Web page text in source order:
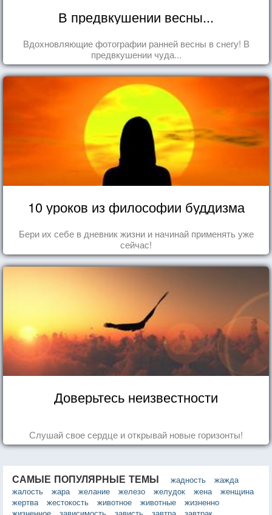
В предвкушении весны...
Вдохновляющие фотографии ранней весны в снегу! В
предвкушении чуда...
10 уроков из философии буддизма
Бери их себе в дневник жизни и начинай применять уже
сейчас!
Доверьтесь неизвестности
Слушай свое сердце и открывай новые горизонты!
САМЫЕ ПОПУЛЯРНЫЕ ТЕМЫ жадность
жажда
жалость
жара желание железо желудок жена
женщина
жертва
жестокость животное животные
жизненно